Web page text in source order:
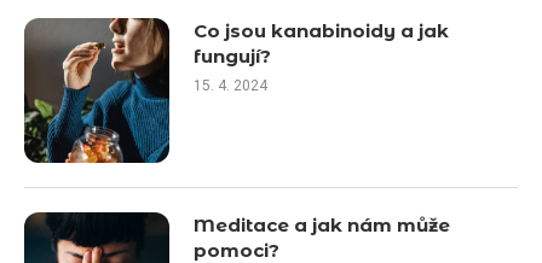
Co jsou kanabinoidy a jak
fungují?
15. 4. 2024
Meditace a jak nám může
pomoci?